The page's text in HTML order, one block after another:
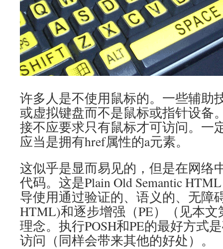
许多人是不使用鼠标的。一些辅助
或虚拟键盘而不是鼠标或指针设备
接不应要求只有鼠标才可访问。一
应当是拥有href属性的a元素。
这似乎是显而易见的，但是在网络
代码。这是Plain Old Semantic
导使用通过验证的、语义的、无障
HTML)和逐步增强（PE）（见本文
理念。执行POSH和PE的最好方式
访问（同样会带来其他的好处）。